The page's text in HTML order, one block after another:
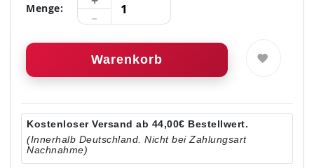
Menge:
Warenkorb
Kostenloser Versand ab 44,00€ Bestellwert.
(Innerhalb Deutschland. Nicht bei Zahlungsart
Nachnahme)